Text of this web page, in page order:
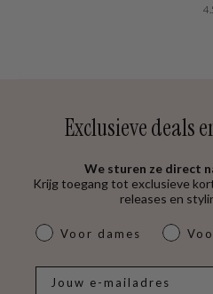
Exclusieve deals
We sturen ze direct
Krijg toegang tot exclusieve
releases en
dames & heren
Voor dames